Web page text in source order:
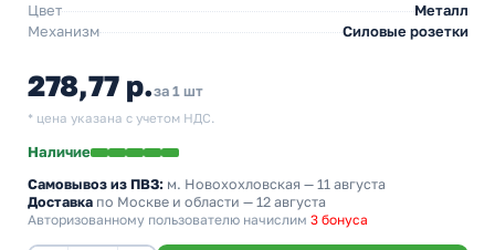
Цвет
Металл
Механизм
Силовые розетки
278,77 р.за 1 шт
* цена указана с учетом НДС.
Наличие
Самовывоз из ПВЗ: м. Новохохловская — 11 августа
Доставка по Москве и области — 12 августа
Авторизованному пользователю начислим 3 бонуса